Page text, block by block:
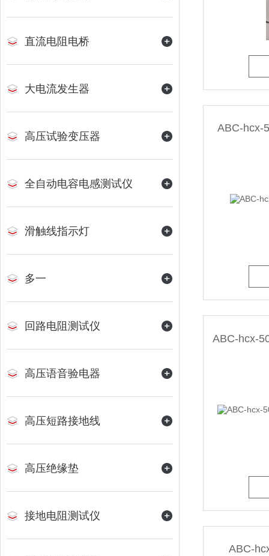
直流电阻电桥
大电流发生器
高压试验变压器
全自动电容电感测试仪
滑触线指示灯
多一
回路电阻测试仪
高压语音验电器
高压短路接地线
高压绝缘垫
接地电阻测试仪
ABC-hcx-
ABC-